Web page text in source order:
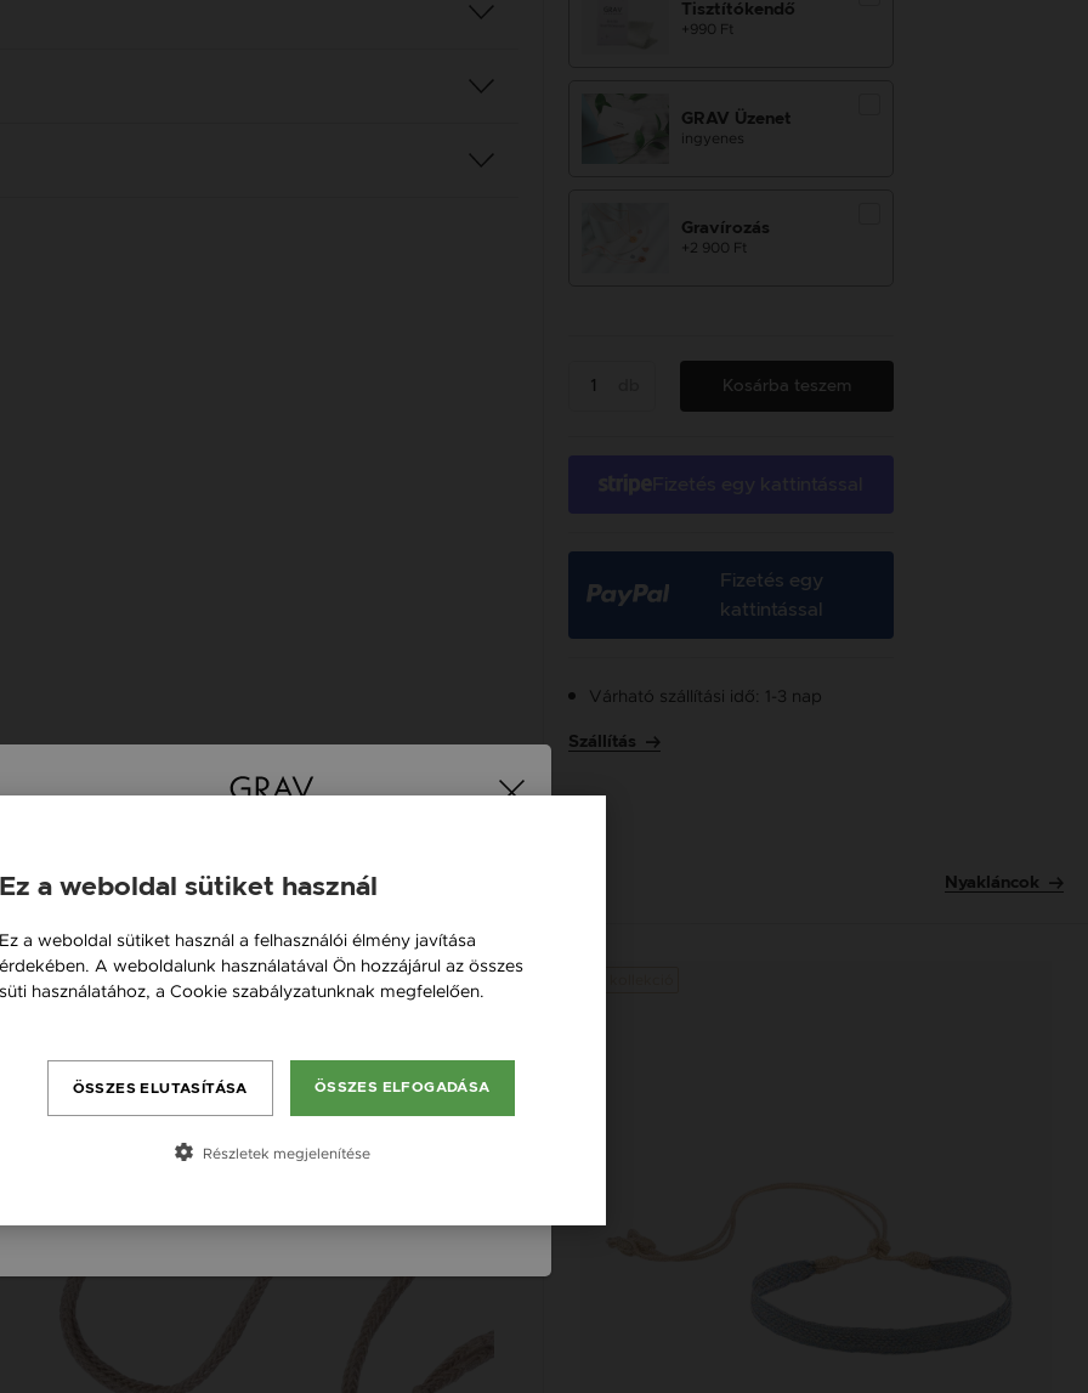
Tisztítókendő
+990 Ft
GRAV Üzenet
ingyenes
Gravírozás
+2 900 Ft
Kosárba teszem
Fizetés egy
kattintással
Várható szállítási idő: 1-3 nap
Szállítás
Nyakláncok
Österreich / AT
România / RO
Slovensko / SK
Ez a weboldal sütiket használ
Ez a weboldal sütiket használ a felhasználói élmény javítása
érdekében. A weboldalunk használatával Ön hozzájárul az összes
süti használatához, a Cookie szabályzatunknak megfelelően.
ÖSSZES ELFOGADÁSA
ÖSSZES ELUTASÍTÁSA
Részletek megjelenítése